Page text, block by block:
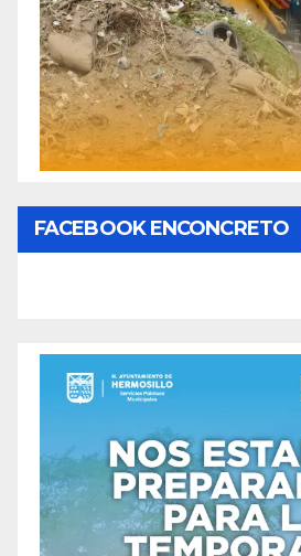
FACEBOOK ENCONCRETO